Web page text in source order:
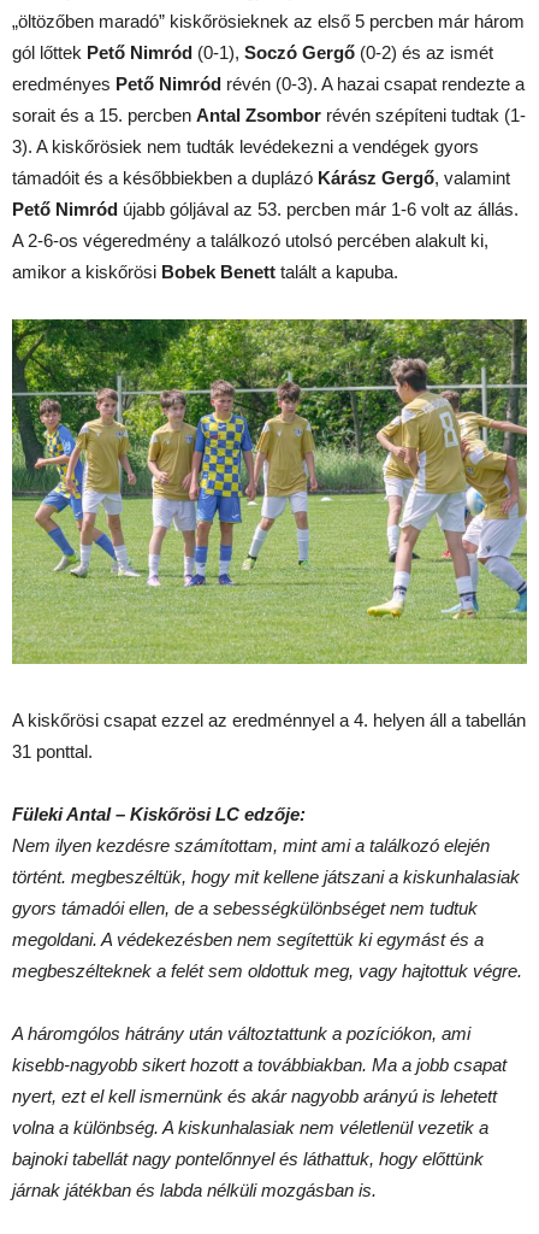
„öltözőben maradó” kiskőrösieknek az első 5 percben már három
gól lőttek Pető Nimród (0-1), Soczó Gergő (0-2) és az ismét
eredményes Pető Nimród révén (0-3). A hazai csapat rendezte a
sorait és a 15. percben Antal Zsombor révén szépíteni tudtak (1-
3). A kiskőrösiek nem tudták levédekezni a vendégek gyors
támadóit és a későbbiekben a duplázó Kárász Gergő, valamint
Pető Nimród újabb góljával az 53. percben már 1-6 volt az állás.
A 2-6-os végeredmény a találkozó utolsó percében alakult ki,
amikor a kiskőrösi Bobek Benett talált a kapuba.
A kiskőrösi csapat ezzel az eredménnyel a 4. helyen áll a tabellán
31 ponttal.
Füleki Antal – Kiskőrösi LC edzője:
Nem ilyen kezdésre számítottam, mint ami a találkozó elején
történt. megbeszéltük, hogy mit kellene játszani a kiskunhalasiak
gyors támadói ellen, de a sebességkülönbséget nem tudtuk
megoldani. A védekezésben nem segítettük ki egymást és a
megbeszélteknek a felét sem oldottuk meg, vagy hajtottuk végre.
A háromgólos hátrány után változtattunk a pozíciókon, ami
kisebb-nagyobb sikert hozott a továbbiakban. Ma a jobb csapat
nyert, ezt el kell ismernünk és akár nagyobb arányú is lehetett
volna a különbség. A kiskunhalasiak nem véletlenül vezetik a
bajnoki tabellát nagy pontelőnnyel és láthattuk, hogy előttünk
járnak játékban és labda nélküli mozgásban is.